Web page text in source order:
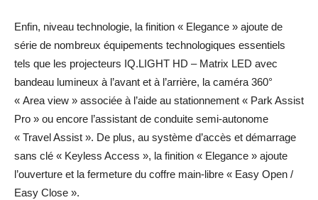
Enfin, niveau technologie, la finition « Elegance » ajoute de
série de nombreux équipements technologiques essentiels
tels que les projecteurs IQ.LIGHT HD – Matrix LED avec
bandeau lumineux à l’avant et à l’arrière, la caméra 360°
« Area view » associée à l’aide au stationnement « Park Assist
Pro » ou encore l’assistant de conduite semi-autonome
« Travel Assist ». De plus, au système d’accès et démarrage
sans clé « Keyless Access », la finition « Elegance » ajoute
l’ouverture et la fermeture du coffre main-libre « Easy Open /
Easy Close ».